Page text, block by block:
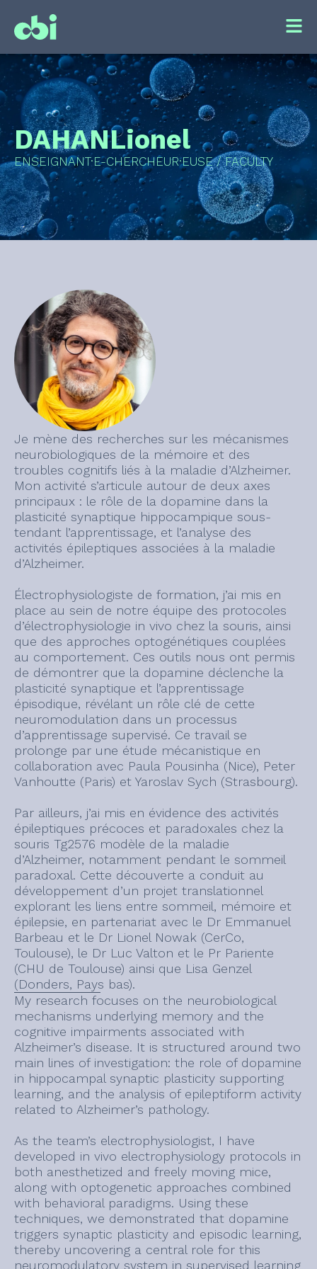
DAHANLionel
ENSEIGNANT·E-CHERCHEUR·EUSE / FACULTY
Je mène des recherches sur les mécanismes
neurobiologiques de la mémoire et des
troubles cognitifs liés à la maladie d’Alzheimer.
Mon activité s’articule autour de deux axes
principaux : le rôle de la dopamine dans la
plasticité synaptique hippocampique sous-
tendant l’apprentissage, et l’analyse des
activités épileptiques associées à la maladie
d’Alzheimer.
Électrophysiologiste de formation, j’ai mis en
place au sein de notre équipe des protocoles
d’électrophysiologie in vivo chez la souris, ainsi
que des approches optogénétiques couplées
au comportement. Ces outils nous ont permis
de démontrer que la dopamine déclenche la
plasticité synaptique et l’apprentissage
épisodique, révélant un rôle clé de cette
neuromodulation dans un processus
d’apprentissage supervisé. Ce travail se
prolonge par une étude mécanistique en
collaboration avec Paula Pousinha (Nice), Peter
Vanhoutte (Paris) et Yaroslav Sych (Strasbourg).
Par ailleurs, j’ai mis en évidence des activités
épileptiques précoces et paradoxales chez la
souris Tg2576 modèle de la maladie
d’Alzheimer, notamment pendant le sommeil
paradoxal. Cette découverte a conduit au
développement d’un projet translationnel
explorant les liens entre sommeil, mémoire et
épilepsie, en partenariat avec le Dr Emmanuel
Barbeau et le Dr Lionel Nowak (CerCo,
Toulouse), le Dr Luc Valton et le Pr Pariente
(CHU de Toulouse) ainsi que Lisa Genzel
(Donders, Pays bas).
My research focuses on the neurobiological
mechanisms underlying memory and the
cognitive impairments associated with
Alzheimer’s disease. It is structured around two
main lines of investigation: the role of dopamine
in hippocampal synaptic plasticity supporting
learning, and the analysis of epileptiform activity
related to Alzheimer’s pathology.
As the team’s electrophysiologist, I have
developed in vivo electrophysiology protocols in
both anesthetized and freely moving mice,
along with optogenetic approaches combined
with behavioral paradigms. Using these
techniques, we demonstrated that dopamine
triggers synaptic plasticity and episodic learning,
thereby uncovering a central role for this
neuromodulatory system in supervised learning